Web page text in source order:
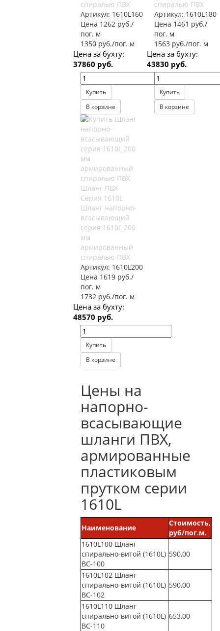
спиралью ПВХ
Артикул: 1610L160
Цена 1262 руб./
пог. м
1350 руб./пог. м
Цена за бухту:
37860 руб.
Купить
В корзине
спиралью ПВХ
Артикул: 1610L180
Цена 1461 руб./
пог. м
1563 руб./пог. м
Цена за бухту:
43830 руб.
Купить
В корзине
Шланг ПВХ
Серия 1610L
Шланг напорно-
всасывающий
серия 1610L 200
мм
армированный
спиралью ПВХ
Артикул: 1610L200
Цена 1619 руб./
пог. м
1732 руб./пог. м
Цена за бухту:
48570 руб.
Купить
В корзине
Цены на
напорно-
всасывающие
шланги ПВХ,
армированные
пластиковым
прутком серии
1610L
Наименование
Стоимость,
руб/пог.м.
1610L100 Шланг
спирально-витой (1610L)
ВС-100
590,00
1610L102 Шланг
спирально-витой (1610L)
ВС-102
590,00
1610L110 Шланг
спирально-витой (1610L)
ВС-110
653,00